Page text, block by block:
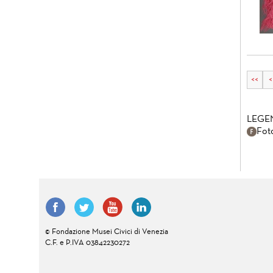
<< <
© Fondazione Musei Civici di Venezia
C.F. e P.IVA 03842230272